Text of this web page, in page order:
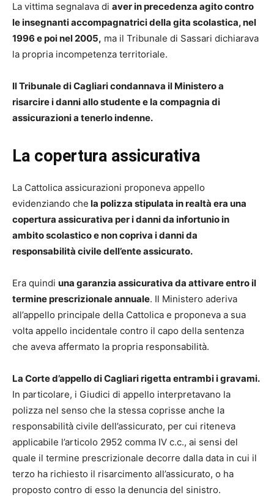
La vittima segnalava di aver in precedenza agito contro
le insegnanti accompagnatrici della gita scolastica, nel
1996 e poi nel 2005, ma il Tribunale di Sassari dichiarava
la propria incompetenza territoriale.
Il Tribunale di Cagliari condannava il Ministero a
risarcire i danni allo studente e la compagnia di
assicurazioni a tenerlo indenne.
La copertura assicurativa
La Cattolica assicurazioni proponeva appello
evidenziando che la polizza stipulata in realtà era una
copertura assicurativa per i danni da infortunio in
ambito scolastico e non copriva i danni da
responsabilità civile dell’ente assicurato.
Era quindi una garanzia assicurativa da attivare entro il
termine prescrizionale annuale. Il Ministero aderiva
all’appello principale della Cattolica e proponeva a sua
volta appello incidentale contro il capo della sentenza
che aveva affermato la propria responsabilità.
La Corte d’appello di Cagliari rigetta entrambi i gravami.
In particolare, i Giudici di appello interpretavano la
polizza nel senso che la stessa coprisse anche la
responsabilità civile dell’assicurato, per cui riteneva
applicabile l’articolo 2952 comma IV c.c., ai sensi del
quale il termine prescrizionale decorre dalla data in cui il
terzo ha richiesto il risarcimento all’assicurato, o ha
proposto contro di esso la denuncia del sinistro.